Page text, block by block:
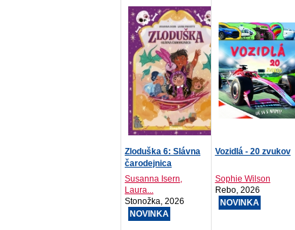
Zloduška 6: Slávna
čarodejnica
Susanna Isern,
Laura...
Stonožka, 2026
NOVINKA
Vozidlá - 20 zvukov
Sophie Wilson
Rebo, 2026
NOVINKA